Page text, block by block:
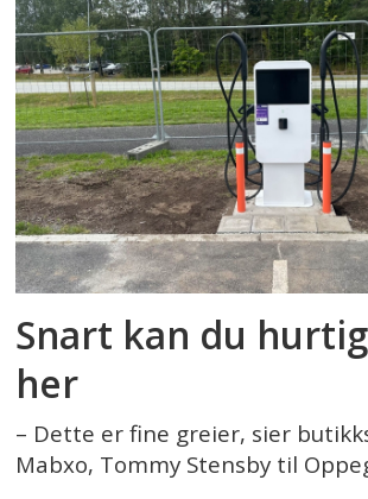
Snart kan du
her
– Dette er fine greier, sier
Mabxo, Tommy Stensby til